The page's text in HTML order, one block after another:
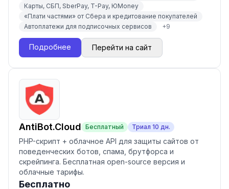
Карты, СБП, SberPay, T-Pay, ЮMoney
«Плати частями» от Сбера и кредитование покупателей
Автоплатежи для подписочных сервисов
+9
Подробнее Перейти на сайт
AntiBot.Cloud Бесплатный Триал 10 дн.
PHP-скрипт + облачное API для защиты сайтов от
поведенческих ботов, спама, брутфорса и
скрейпинга. Бесплатная open-source версия и
облачные тарифы.
Бесплатно